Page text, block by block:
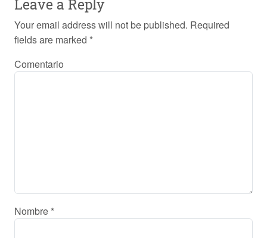
Leave a Reply
Your email address will not be published. Required
fields are marked *
Comentario
Nombre *